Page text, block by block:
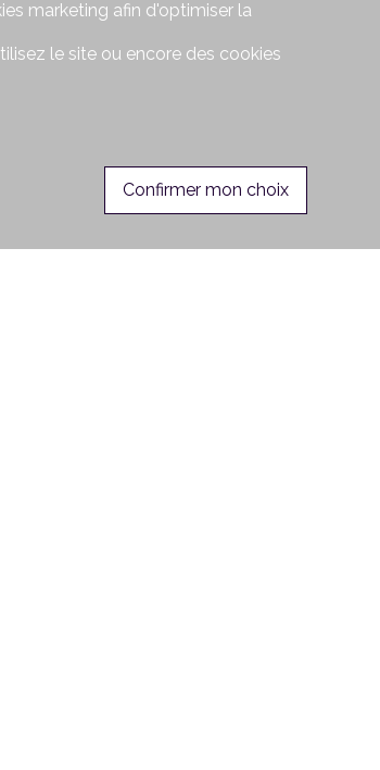
marketing afin d'optimiser la
le site ou encore des cookies
Confirmer mon choix